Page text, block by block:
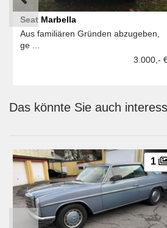
Seat Marbella
Aus familiären Gründen abzugeben,
ge ...
3.000,-
Das könnte Sie auch
1